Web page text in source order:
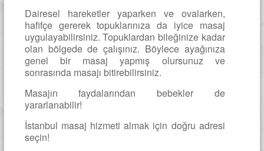
Dairesel hareketler yaparken ve ovalarken,
hafifçe gererek topuklarınıza da iyice masaj
uygulayabilirsiniz. Topuklardan bileğinize kadar
olan bölgede de çalışınız. Böylece ayağınıza
genel bir masaj yapmış olursunuz ve
sonrasında masajı bitirebilirsiniz.
Masajın faydalarından bebekler de
yararlanabilir!
İstanbul masaj hizmeti almak için doğru adresi
seçin!